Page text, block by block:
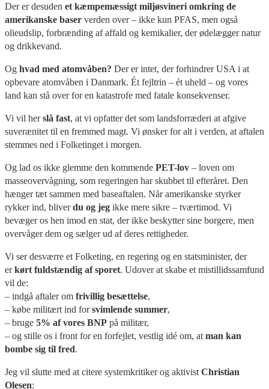
Der er desuden et kæmpemæssigt miljøsvineri omkring de
amerikanske baser verden over – ikke kun PFAS, men også
olieudslip, forbrænding af affald og kemikalier, der ødelægger natur
og drikkevand.
Og hvad med atomvåben? Der er intet, der forhindrer USA i at
opbevare atomvåben i Danmark. Ét fejltrin – ét uheld – og vores
land kan stå over for en katastrofe med fatale konsekvenser.
Vi vil herslå fast, at vi opfatter det som landsforræderi at afgive
suverænitet til en fremmed magt. Vi ønsker for alt i verden, at aftalen
stemmes ned i Folketinget i morgen.
Og lad os ikke glemme den kommende PET-lov – loven om
masseovervågning, som regeringen har skubbet til efteråret. Den
hænger tæt sammen med baseaftalen. Når amerikanske styrker
rykker ind, bliverdu og jeg ikke mere sikre – tværtimod. Vi
bevæger os hen imod en stat, der ikke beskytter sine borgere, men
overvåger dem og sælger ud af deres rettigheder.
Vi ser desværre et Folketing, en regering og en statsminister, der
erkørt fuldstændig af sporet. Udover at skabe et mistillidssamfund
vil de:
– indgå aftaler om frivillig besættelse,
– købe militært ind forsvimlende summer,
– bruge 5% af vores BNP på militær,
– og stille os i front for en forfejlet, vestlig idé om, at man kan
bombe sig til fred.
Jeg vil slutte med at citere systemkritiker og aktivist Christian
Olesen: